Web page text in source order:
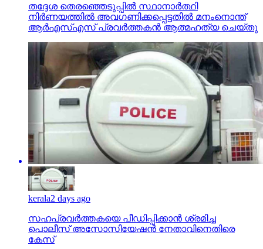
തദ്ദേശ തെരഞ്ഞെടുപ്പില്‍ സ്ഥാനാര്‍ത്ഥി
നിര്‍ണയത്തില്‍ അവഗണിക്കപ്പെട്ടതില്‍ മനംനൊന്ത്
ആര്‍എസ്എസ് പ്രവര്‍ത്തകന്‍ ആത്മഹത്യ ചെയ്തു
kerala2 days ago
സഹപ്രവര്‍ത്തകയെ പീഡിപ്പിക്കാന്‍ ശ്രമിച്ച
പൊലീസ് അസോസിയേഷന്‍ നേതാവിനെതിരെ
കേസ്